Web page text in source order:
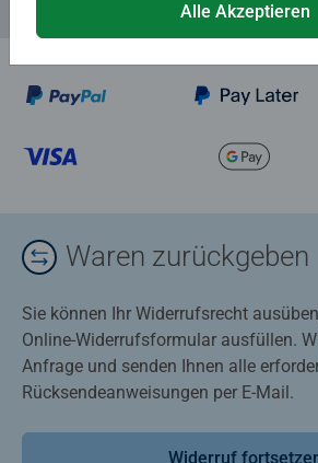
Waren zurückgeben
Sie können Ihr Widerrufsrecht
Online-Widerrufsformular ausfüllen.
Anfrage und senden Ihnen alle
Rücksendeanweisungen per E-Mail.
Widerruf
Alle Akzeptieren